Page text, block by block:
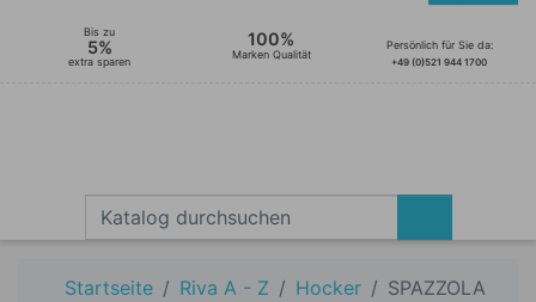
Bis zu
5%
extra sparen
100%
Marken Qualität
Persönlich für Sie da:
+49 (0)521 944 1700
Startseite Riva A - Z Hocker SPAZZOLA